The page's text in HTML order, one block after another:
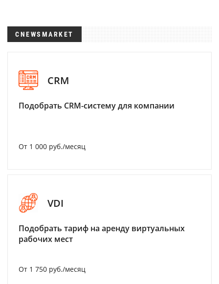
CNEWSMARKET
CRM
Подобрать CRM-систему для компании
От 1 000 руб./месяц
VDI
Подобрать тариф на аренду виртуальных
рабочих мест
От 1 750 руб./месяц